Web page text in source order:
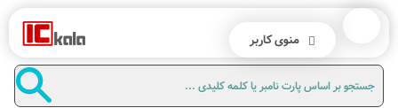
منوی کاربر